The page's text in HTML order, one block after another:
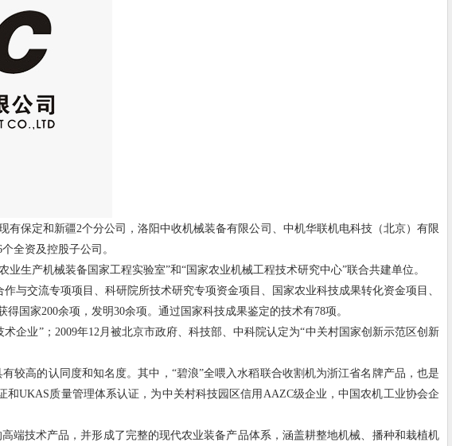
保定和新疆2个分公司，洛阳中收机械装备有限公司、中机华联机电科技（北京）有限
全资及控股子公司。
生产机械装备国家工程实验室”和“国家农业机械工程技术研究中心”联合共建单位。
与交流专项项目、科研院所技术研究专项资金项目、国家农业科技成果转化资金项目、
国家200余项，发明30余项。通过国家科技成果鉴定的技术有78项。
企业”；2009年12月被北京市政府、科技部、中科院认定为“中关村国家创新示范区创新
较高的认同度和知名度。其中，“碧浪”全喂入水稻联合收割机为浙江省名牌产品，也是
和UKAS质量管理体系认证，为中关村科技园区信用AAZC级企业，中国农机工业协会企
端技术产品，并形成了完整的现代农业装备产品体系，涵盖耕整地机械、播种和栽植机